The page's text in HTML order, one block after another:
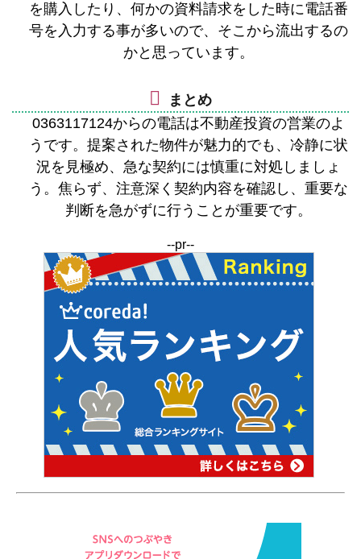
を購入したり、何かの資料請求をした時に電話番
号を入力する事が多いので、そこから流出するの
かと思っています。
まとめ
0363117124からの電話は不動産投資の営業のよ
うです。提案された物件が魅力的でも、冷静に状
況を見極め、急な契約には慎重に対処しましょ
う。焦らず、注意深く契約内容を確認し、重要な
判断を急がずに行うことが重要です。
--pr--